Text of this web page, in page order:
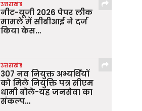
उत्तराखंड
नीट-यूजी 2026 पेपर लीक
मामले में सीबीआई ने दर्ज
किया केस…
उत्तराखंड
307 नव नियुक्त अभ्यर्थियों
को मिले नियुक्ति पत्र सीएम
धामी बोले-यह जनसेवा का
संकल्प…